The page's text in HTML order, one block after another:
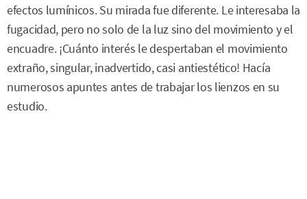
efectos lumínicos. Su mirada fue diferente. Le interesaba la
fugacidad, pero no solo de la luz sino del movimiento y el
encuadre. ¡Cuánto interés le despertaban el movimiento
extraño, singular, inadvertido, casi antiestético! Hacía
numerosos apuntes antes de trabajar los lienzos en su
estudio.